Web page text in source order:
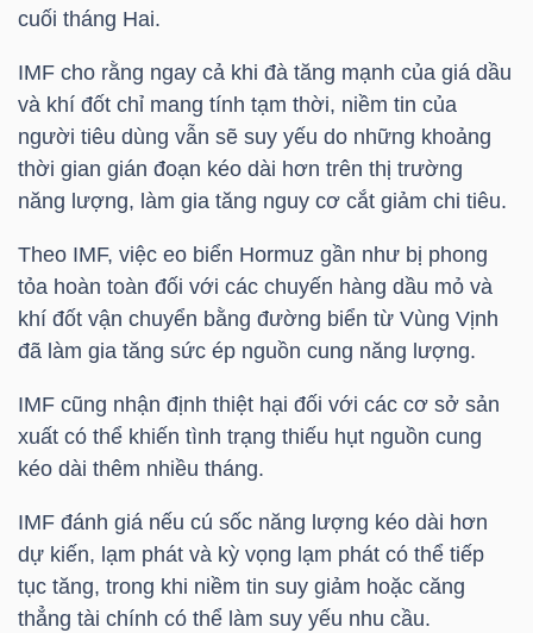
cuối tháng Hai.
IMF cho rằng ngay cả khi đà tăng mạnh của giá dầu
và khí đốt chỉ mang tính tạm thời, niềm tin của
người tiêu dùng vẫn sẽ suy yếu do những khoảng
thời gian gián đoạn kéo dài hơn trên thị trường
năng lượng, làm gia tăng nguy cơ cắt giảm chi tiêu.
Theo IMF, việc eo biển Hormuz gần như bị phong
tỏa hoàn toàn đối với các chuyến hàng dầu mỏ và
khí đốt vận chuyển bằng đường biển từ Vùng Vịnh
đã làm gia tăng sức ép nguồn cung năng lượng.
IMF cũng nhận định thiệt hại đối với các cơ sở sản
xuất có thể khiến tình trạng thiếu hụt nguồn cung
kéo dài thêm nhiều tháng.
IMF đánh giá nếu cú sốc năng lượng kéo dài hơn
dự kiến, lạm phát và kỳ vọng lạm phát có thể tiếp
tục tăng, trong khi niềm tin suy giảm hoặc căng
thẳng tài chính có thể làm suy yếu nhu cầu.
NHÂN
PHÂN
TÍCH
VIETSTOCKFINANCE
NGÀNH
DOANH
NGHIỆP